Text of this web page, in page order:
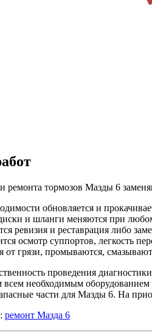
тормозов Мазды 6
обновляется и
и шланги меняются при
ревизия и реставрация либо
осмотр суппортов, легкость
от грязи, промываются,
проведения
необходимым оборудованием
части для Мазды 6. На
ремонт Мазда 6